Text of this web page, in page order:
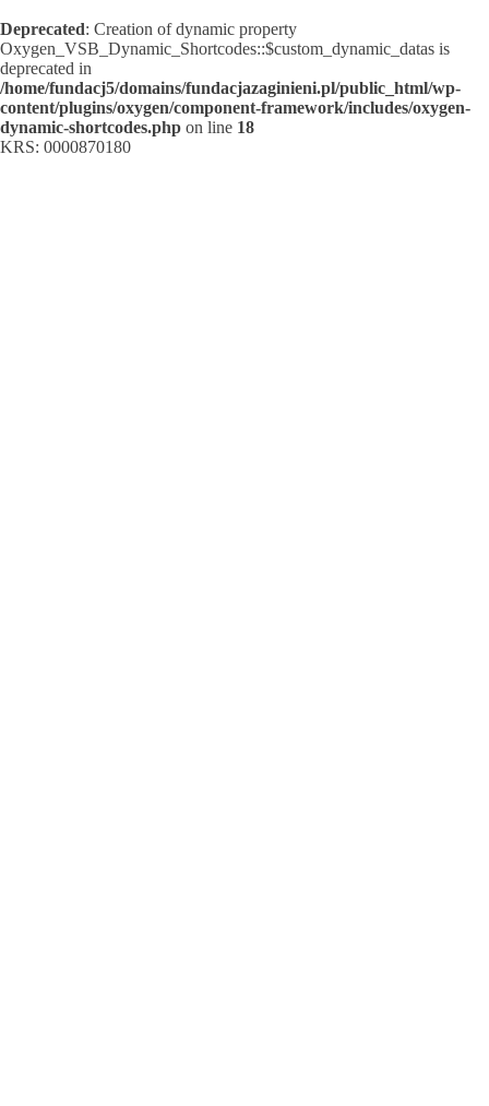
Deprecated: Creation of dynamic property
Oxygen_VSB_Dynamic_Shortcodes::$custom_dynamic_datas is
deprecated in
/home/fundacj5/domains/fundacjazaginieni.pl/public_html/wp-
content/plugins/oxygen/component-framework/includes/oxygen-
dynamic-shortcodes.php on line 18
KRS: 0000870180